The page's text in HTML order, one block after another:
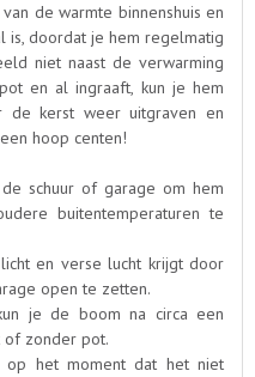
de warmte binnenshuis en
is, doordat je hem regelmatig
niet naast de verwarming
en al ingraaft, kun je hem
de kerst weer uitgraven en
hoop centen!
schuur of garage om hem
buitentemperaturen te
en verse lucht krijgt door
open te zetten.
je de boom na circa een
of zonder pot.
op het moment dat het niet